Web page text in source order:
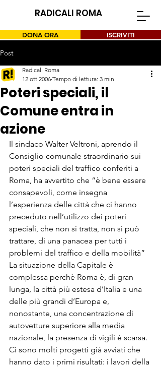
RADICALI ROMA
DONA ORA ISCRIVITI
Post
Poteri speciali, il
Comune entra in
azione
Radicali Roma
12 ott 2006 Tempo di lettura: 3 min
Il sindaco Walter Veltroni, aprendo il
Consiglio comunale straordinario sui
poteri speciali del traffico conferiti a
Roma, ha avvertito che “è bene essere
consapevoli, come insegna
l’esperienza delle città che ci hanno
preceduto nell’utilizzo dei poteri
speciali, che non si tratta, non si può
trattare, di una panacea per tutti i
problemi del traffico e della mobilità”
La situazione della Capitale è
complessa perchè Roma è, di gran
lunga, la città più estesa d’Italia e una
delle più grandi d’Europa e,
nonostante, una concentrazione di
autovetture superiore alla media
nazionale, la presenza di vigili è scarsa.
Ci sono molti progetti già avviati che
hanno dato i primi risultati: i lavori della